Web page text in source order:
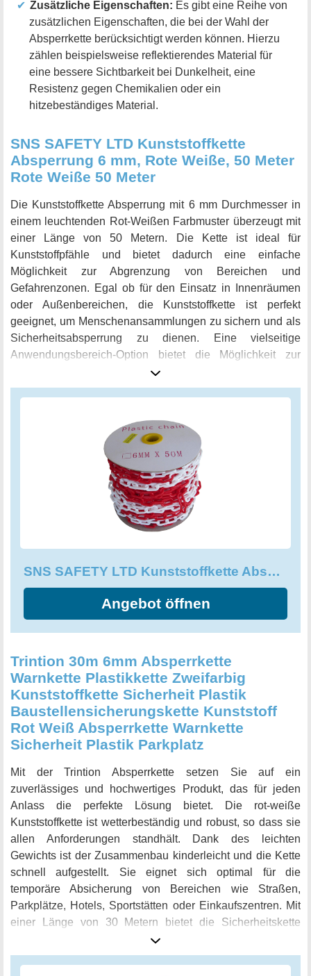
Zusätzliche Eigenschaften: Es gibt eine Reihe von
zusätzlichen Eigenschaften, die bei der Wahl der
Absperrkette berücksichtigt werden können. Hierzu
zählen beispielsweise reflektierendes Material für
eine bessere Sichtbarkeit bei Dunkelheit, eine
Resistenz gegen Chemikalien oder ein
hitzebeständiges Material.
SNS SAFETY LTD Kunststoffkette
Absperrung 6 mm, Rote Weiße, 50 Meter
Rote Weiße 50 Meter
Die Kunststoffkette Absperrung mit 6 mm Durchmesser in
einem leuchtenden Rot-Weißen Farbmuster überzeugt mit
einer Länge von 50 Metern. Die Kette ist ideal für
Kunststoffpfähle und bietet dadurch eine einfache
Möglichkeit zur Abgrenzung von Bereichen und
Gefahrenzonen. Egal ob für den Einsatz in Innenräumen
oder Außenbereichen, die Kunststoffkette ist perfekt
geeignet, um Menschenansammlungen zu sichern und als
Sicherheitsabsperrung zu dienen. Eine vielseitige
Anwendungsbereich-Option bietet die Möglichkeit zur
Verwendung als Absperrung bei Handelsmessen oder
anderen Events. Holen Sie sich diese flexible und stabil
Sicherheit Ihrer Mitarbeiter und Besucher zu
SNS SAFETY LTD Kunststoffkette Absperrung 6 mm, Rote Weiße
Angebot öffnen
Trintion 30m 6mm Absperrkette
Warnkette Plastikkette Zweifarbig
Kunststoffkette Sicherheit Plastik
Baustellensicherungskette Kunststoff
Rot Weiß Absperrkette Warnkette
Sicherheit Plastik Parkplatz
Mit der Trintion Absperrkette setzen Sie auf ein
zuverlässiges und hochwertiges Produkt, das für jeden
Anlass die perfekte Lösung bietet. Die rot-weiße
Kunststoffkette ist wetterbeständig und robust, so dass sie
allen Anforderungen standhält. Dank des leichten
Gewichts ist der Zusammenbau kinderleicht und die Kette
schnell aufgestellt. Sie eignet sich optimal für die
temporäre Absicherung von Bereichen wie Straßen,
Parkplätze, Hotels, Sportstätten oder Einkaufszentren. Mit
einer Länge von 30 Metern bietet die Sicherheitskette
ausreichend Platz, um ganze Areale abzusichern. Die
Kunststoffglieder überzeugen mit einem Durchmesser von